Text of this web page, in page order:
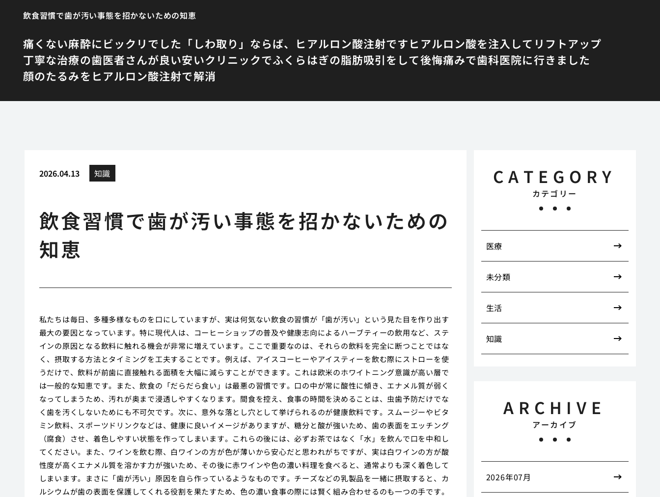
飲食習慣で歯が汚い事態を招かないための知恵
痛くない麻酔にビックリでした 「しわ取り」ならば、ヒアルロン酸注射ですヒアルロン酸を注入してリフトアップ
丁寧な治療の歯医者さんが良い安いクリニックでふくらはぎの脂肪吸引をして後悔痛みで歯科医院に行きました
顔のたるみをヒアルロン酸注射で解消
2026.04.13 知識
飲食習慣で歯が汚い事態を招かないための
知恵
私たちは毎日、多種多様なものを口にしていますが、実は何気ない飲食の習慣が「歯が汚い」という見た目を作り出す
最大の要因となっています。特に現代人は、コーヒーショップの普及や健康志向によるハーブティーの飲用など、ステ
インの原因となる飲料に触れる機会が非常に増えています。ここで重要なのは、それらの飲料を完全に断つことではな
く、摂取する方法とタイミングを工夫することです。例えば、アイスコーヒーやアイスティーを飲む際にストローを使
うだけで、飲料が前歯に直接触れる面積を大幅に減らすことができます。これは欧米のホワイトニング意識が高い層で
は一般的な知恵です。また、飲食の「だらだら食い」は最悪の習慣です。口の中が常に酸性に傾き、エナメル質が弱く
なってしまうため、汚れが奥まで浸透しやすくなります。間食を控え、食事の時間を決めることは、虫歯予防だけでな
く歯を汚くしないためにも不可欠です。次に、意外な落とし穴として挙げられるのが健康飲料です。スムージーやビタ
ミン飲料、スポーツドリンクなどは、健康に良いイメージがありますが、糖分と酸が強いため、歯の表面をエッチング
（腐食）させ、着色しやすい状態を作ってしまいます。これらの後には、必ずお茶ではなく「水」を飲んで口を中和し
てください。また、ワインを飲む際、白ワインの方が色が薄いから安心だと思われがちですが、実は白ワインの方が酸
性度が高くエナメル質を溶かす力が強いため、その後に赤ワインや色の濃い料理を食べると、通常よりも深く着色して
しまいます。まさに「歯が汚い」原因を自ら作っているようなものです。チーズなどの乳製品を一緒に摂取すると、カ
ルシウムが歯の表面を保護してくれる役割を果たすため、色の濃い食事の際には賢く組み合わせるのも一つの手です。
CATEGORY
カテゴリー
医療
未分類
生活
知識
ARCHIVE
アーカイブ
2026年07月